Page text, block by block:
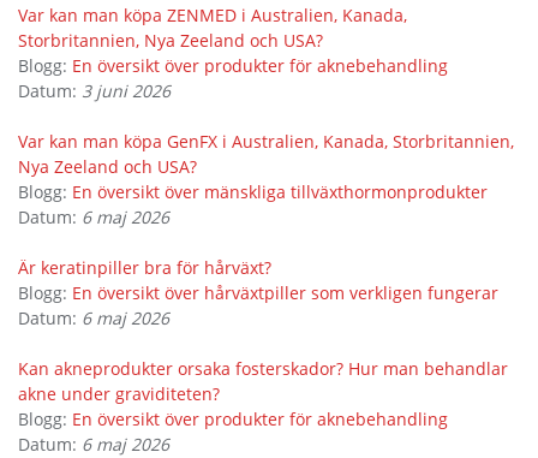
Var kan man köpa ZENMED i Australien, Kanada,
Storbritannien, Nya Zeeland och USA?
Blogg: En översikt över produkter för aknebehandling
Datum: 3 juni 2026
Var kan man köpa GenFX i Australien, Kanada, Storbritannien,
Nya Zeeland och USA?
Blogg: En översikt över mänskliga tillväxthormonprodukter
Datum: 6 maj 2026
Är keratinpiller bra för hårväxt?
Blogg: En översikt över hårväxtpiller som verkligen fungerar
Datum: 6 maj 2026
Kan akneprodukter orsaka fosterskador? Hur man behandlar
akne under graviditeten?
Blogg: En översikt över produkter för aknebehandling
Datum: 6 maj 2026